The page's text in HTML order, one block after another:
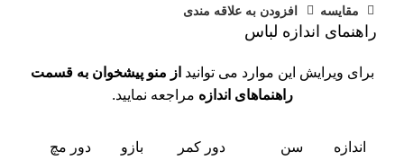
مقايسه افزودن به علاقه مندی
راهنمای اندازه لباس
برای ویرایش این موارد می توانید از منو پیشخوان به قسمت
راهنماهای اندازه مراجعه نمایید.
اندازه سن دور کمر بازو دور مچ